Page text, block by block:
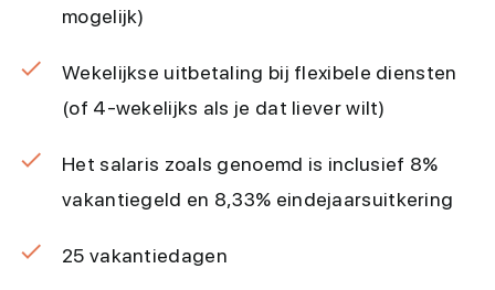
mogelijk)
Wekelijkse uitbetaling bij flexibele diensten
(of 4-wekelijks als je dat liever wilt)
Het salaris zoals genoemd is inclusief 8%
vakantiegeld en 8,33% eindejaarsuitkering
25 vakantiedagen